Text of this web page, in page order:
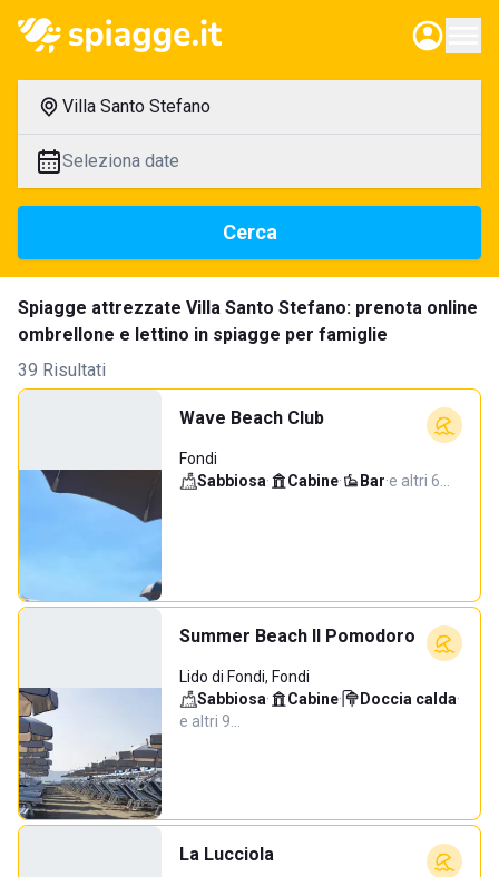
Villa Santo Stefano
Seleziona date
Cerca
Spiagge attrezzate Villa Santo Stefano: prenota online
ombrellone e lettino in spiagge per famiglie
39 Risultati
Wave Beach Club
Fondi
Sabbiosa· Cabine· Bar·e altri 6…
Summer Beach Il Pomodoro
Lido di Fondi, Fondi
Sabbiosa· Cabine· Doccia calda·
e altri 9…
La Lucciola